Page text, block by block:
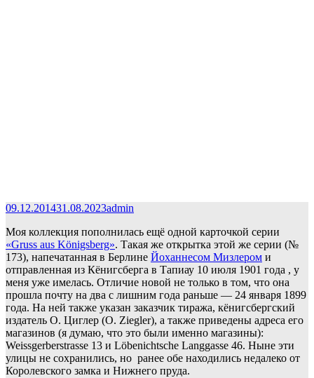
09.12.201431.08.2023admin
Моя коллекция пополнилась ещё одной карточкой серии
«Gruss aus Königsberg». Такая же открытка этой же серии (№
173), напечатанная в Берлине Йоханнесом Мизлером и
отправленная из Кёнигсберга в Тапиау 10 июля 1901 года , у
меня уже имелась. Отличие новой не только в том, что она
прошла почту на два с лишним года раньше — 24 января 1899
года. На ней также указан заказчик тиража, кёнигсбергский
издатель О. Циглер (O. Ziegler), а также приведены адреса его
магазинов (я думаю, что это были именно магазины):
Weissgerberstrasse 13 и Löbenichtsche Langgasse 46. Ныне эти
улицы не сохранились, но ранее обе находились недалеко от
Королевского замка и Нижнего пруда.